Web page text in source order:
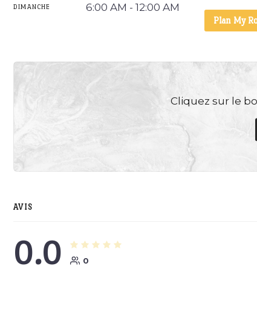
DIMANCHE 6:00 AM - 12:00 AM
Plan My
Cliquez sur le
AVIS
0.0 0